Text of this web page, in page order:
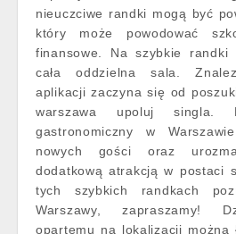
nieuczciwe randki mogą być
który może powodować
finansowe. Na szybkie randki
cała oddzielna sala.
aplikacji zaczyna się od
warszawa upoluj singla.
gastronomiczny w
nowych gości oraz
dodatkową atrakcją w postaci
tych szybkich randkach
Warszawy, zapraszamy!
opartemu na lokalizacji można